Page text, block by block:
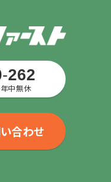
-262
中無休
合わせ